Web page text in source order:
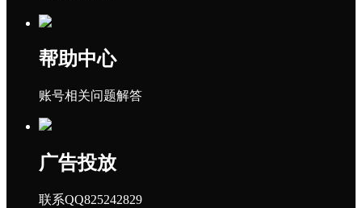
帮助中心
账号相关问题解答
广告投放
联系QQ825242829